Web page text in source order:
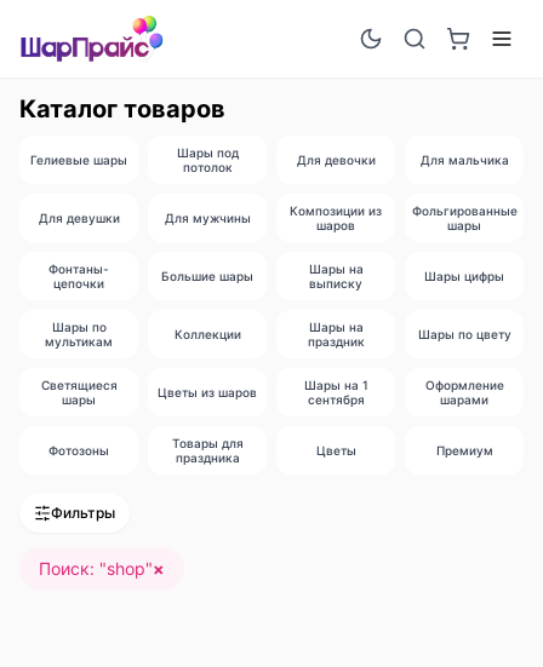
Каталог товаров
Гелиевые шары
Шары под
потолок
Для девочки Для мальчика
Для девушки Для мужчины
Композиции из
шаров
Фольгированные
шары
Фонтаны-
цепочки
Большие шары
Шары на
выписку
Шары цифры
Шары по
мультикам
Коллекции
Шары на
праздник
Шары по цвету
Светящиеся
шары
Цветы из шаров
Шары на 1
сентября
Оформление
шарами
Фотозоны
Товары для
праздника
Цветы Премиум
Фильтры
Поиск: "shop"×